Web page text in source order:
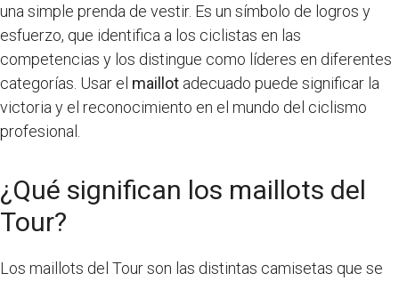
una simple prenda de vestir. Es un símbolo de logros y
esfuerzo, que identifica a los ciclistas en las
competencias y los distingue como líderes en diferentes
categorías. Usar el maillot adecuado puede significar la
victoria y el reconocimiento en el mundo del ciclismo
profesional.
¿Qué significan los maillots del
Tour?
Los maillots del Tour son las distintas camisetas que se